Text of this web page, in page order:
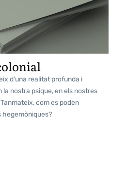
d’una realitat profunda i
la nostra psique, en els nostres
com es poden